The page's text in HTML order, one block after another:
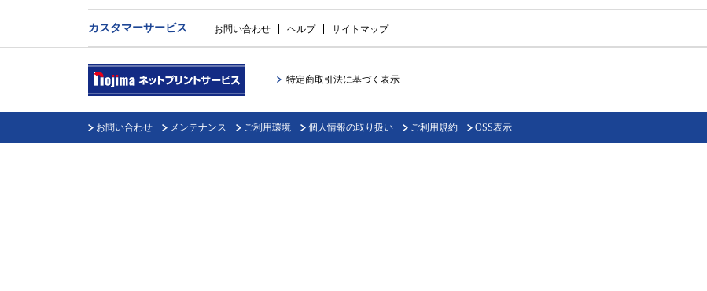
カスタマーサービス お問い合わせ ヘルプ サイトマップ
特定商取引法に基づく表示
お問い合わせ メンテナンス ご利用環境 個人情報の取り扱い ご利用規約 OSS表示